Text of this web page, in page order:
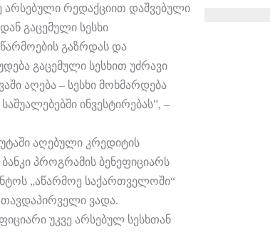
რედაქციით დაშვებული
გაცემული სესხი
გაზრდას და
გაცემული სესხით უძრავი
აღება – სესხი მოხმარდება
ინვესტირებას”, –
აღებული კრედიტის
პროგრამის ბენეფიციარს
„აწარმოე საქართველოში“
თავდაპირველი ვადა.
უკვე არსებულ სესხთან